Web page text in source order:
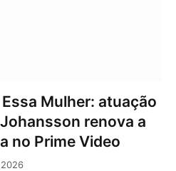
Mulher: atuação
renova a
no Prime Video